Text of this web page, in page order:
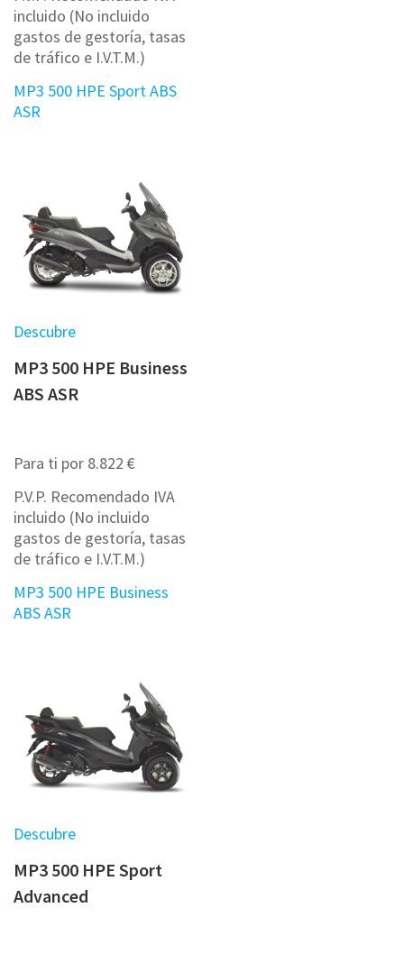
incluido (No incluido
gastos de gestoría, tasas
de tráfico e I.V.T.M.)
MP3 500 HPE Sport ABS
ASR
Descubre
MP3 500 HPE Business
ABS ASR
Para ti por 8.822 €
P.V.P. Recomendado IVA
incluido (No incluido
gastos de gestoría, tasas
de tráfico e I.V.T.M.)
MP3 500 HPE Business
ABS ASR
Descubre
MP3 500 HPE Sport
Advanced